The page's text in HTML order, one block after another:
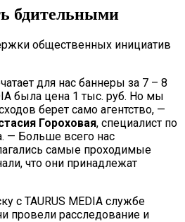
бдительными
общественных инициатив
для нас баннеры за 7 – 8
была цена 1 тыс. руб. Но мы
берет само агентство, —
Гороховая, специалист по
— Больше всего нас
самые проходимые
что они принадлежат
с TAURUS MEDIA службе
провели расследование и